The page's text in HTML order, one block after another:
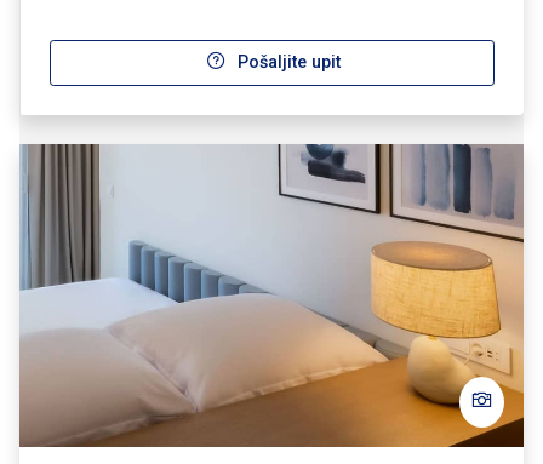
Pošaljite upit